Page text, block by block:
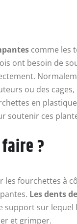
comme les
ont besoin de
ou des cages,
en
soutenir ces
?
les fourchettes à
Les dents
support sur lequel
et grimper.